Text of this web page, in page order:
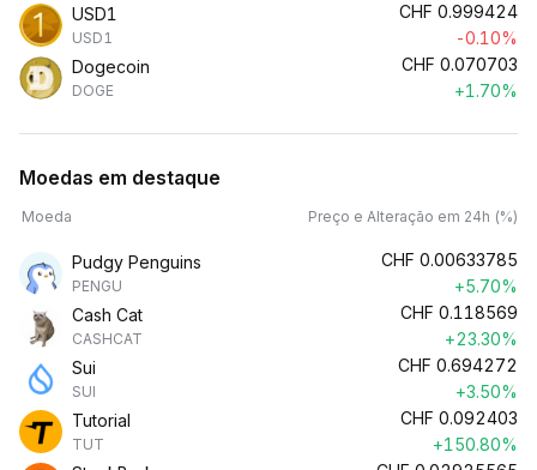
USD1
USD1
CHF 0.999424
-0.10%
Dogecoin
DOGE
CHF 0.070703
+1.70%
Moedas em destaque
Moeda Preço e Alteração em 24h (%)
Pudgy Penguins
PENGU
CHF 0.00633785
+5.70%
Cash Cat
CASHCAT
CHF 0.118569
+23.30%
Sui
SUI
CHF 0.694272
+3.50%
Tutorial
TUT
CHF 0.092403
+150.80%